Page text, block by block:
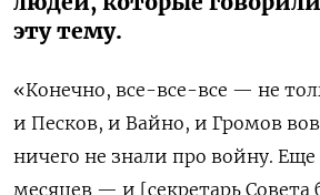
эту тему.
«Конечно, все-все-все — не
и Песков, и Вайно, и Громов
ничего не знали про войну. Еще
месяцев — и [секретарь Совета